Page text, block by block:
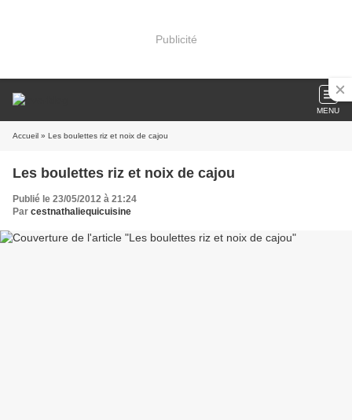
Publicité
MENU
Accueil » Les boulettes riz et noix de cajou
Les boulettes riz et noix de cajou
Publié le 23/05/2012 à 21:24
Par cestnathaliequicuisine